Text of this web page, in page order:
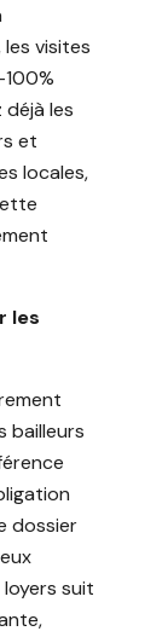
visites
déjà les
et
locales,
les
bailleurs
dossier
loyers suit